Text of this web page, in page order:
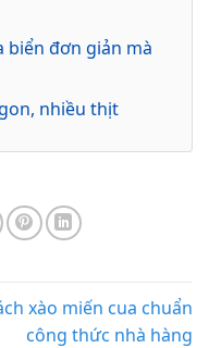
biển đơn giản mà
nhiều thịt
xào miến cua chuẩn
công thức nhà hàng